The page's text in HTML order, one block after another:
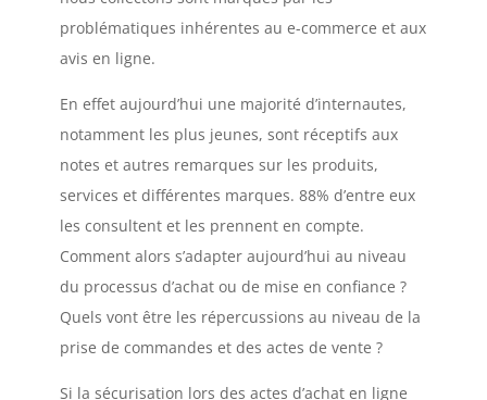
problématiques inhérentes au e-commerce et aux
avis en ligne.
En effet aujourd’hui une majorité d’internautes,
notamment les plus jeunes, sont réceptifs aux
notes et autres remarques sur les produits,
services et différentes marques. 88% d’entre eux
les consultent et les prennent en compte.
Comment alors s’adapter aujourd’hui au niveau
du processus d’achat ou de mise en confiance ?
Quels vont être les répercussions au niveau de la
prise de commandes et des actes de vente ?
Si la sécurisation lors des actes d’achat en ligne